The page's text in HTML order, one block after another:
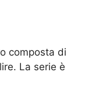
composta di
La serie è